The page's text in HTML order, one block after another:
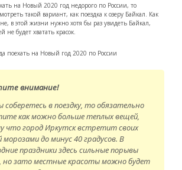
на Новый 2020 год недорого по России, то
такой вариант, как поездка к озеру Байкал. Как
в этой жизни нужно хотя бы раз увидеть Байкал,
будет хватать красок.
внимание!
соберетесь в поездку, то обязательно
как можно больше теплых вещей,
что город Иркутск встретит своих
морозами до минус 40 градусов. В
праздники здесь сильные порывы
но зато местные красоты можно будет